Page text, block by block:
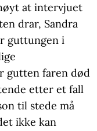
at intervjuet
drar, Sandra
guttungen i
gutten faren død
etter et fall
til stede må
ikke kan